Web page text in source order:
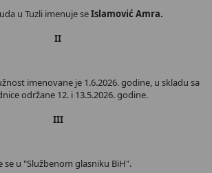
u Tuzli imenuje seIslamović Amra.
II
imenovane je 1.6.2026. godine, u skladu sa
održane 12. i 13.5.2026. godine.
III
se u "Službenom glasniku BiH".